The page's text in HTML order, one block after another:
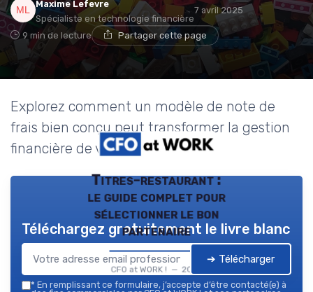
Maxime Lefevre
Spécialiste en technologie financière
7 avril 2025
9 min de lecture Partager cette page
Explorez comment un modèle de note de
frais bien conçu peut transformer la gestion
financière de votre entreprise.
Titres-restaurant :
le guide complet pour
sélectionner le bon
partenaire
CFO at WORK ! — 2026
Téléchargez gratuitement le livre blanc
➔ Télécharger
* En remplissant ce formulaire, j’accepte d’être contacté(e) à